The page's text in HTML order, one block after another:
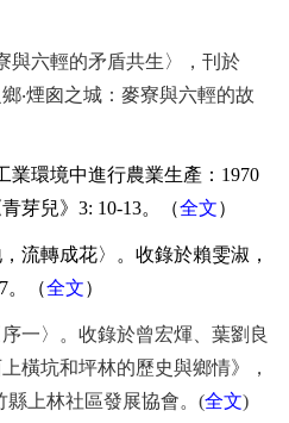
與六輕的矛盾共生〉，刊於
‧煙囪之城：麥寮與六輕的故
業環境中進行農業生產： 1970
芽兒》 3: 10-13。（全文）
，流轉成花〉。收錄於賴雯淑，
。（全文）
序一〉。收錄於曾宏煇、葉劉良
橫坑和坪林的歷史與鄉情》，
上林社區發展協會。 (全文)